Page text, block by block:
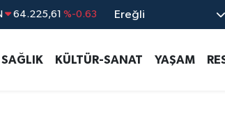
47,7143 %0.16 Ereğli
SAĞLIK KÜLTÜR-SANAT YAŞAM